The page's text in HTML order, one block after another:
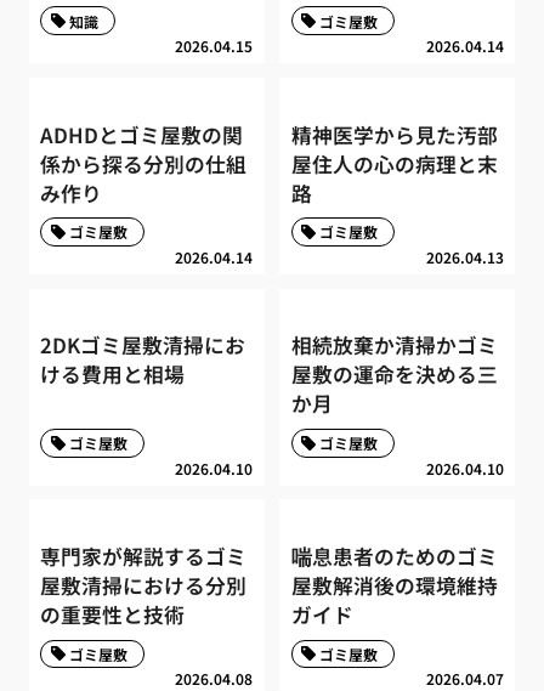
2026.04.15
知識
2026.04.14
ゴミ屋敷
ADHDとゴミ屋敷の関
係から探る分別の仕組
み作り
2026.04.14
ゴミ屋敷
精神医学から見た汚部
屋住人の心の病理と末
路
2026.04.13
ゴミ屋敷
2DKゴミ屋敷清掃にお
ける費用と相場
2026.04.10
ゴミ屋敷
相続放棄か清掃かゴミ
屋敷の運命を決める三
か月
2026.04.10
ゴミ屋敷
専門家が解説するゴミ
屋敷清掃における分別
の重要性と技術
2026.04.08
ゴミ屋敷
喘息患者のためのゴミ
屋敷解消後の環境維持
ガイド
2026.04.07
ゴミ屋敷